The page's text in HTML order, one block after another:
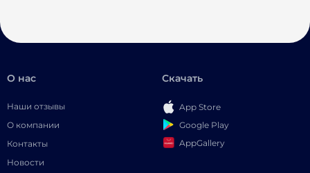
О нас
Наши отзывы
О компании
Контакты
Новости
Скачать
App Store
Google Play
AppGallery